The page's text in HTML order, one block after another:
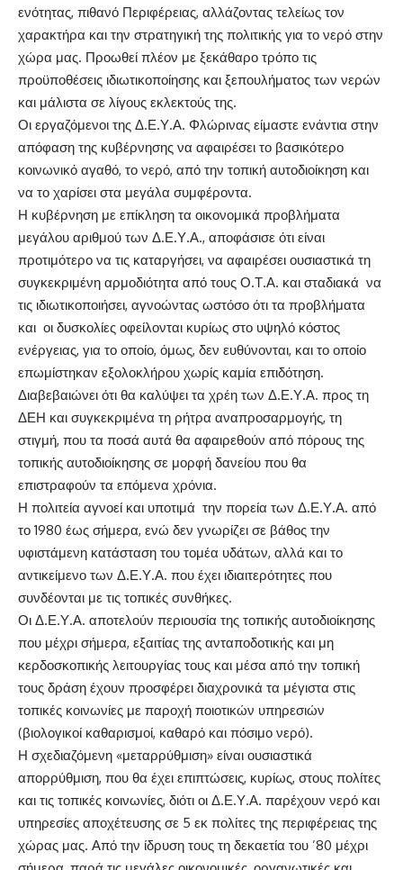
ενότητας, πιθανό Περιφέρειας, αλλάζοντας τελείως τον
χαρακτήρα και την στρατηγική της πολιτικής για το νερό στην
χώρα μας. Προωθεί πλέον με ξεκάθαρο τρόπο τις
προϋποθέσεις ιδιωτικοποίησης και ξεπουλήματος των νερών
και μάλιστα σε λίγους εκλεκτούς της.
Οι εργαζόμενοι της Δ.Ε.Υ.Α. Φλώρινας είμαστε ενάντια στην
απόφαση της κυβέρνησης να αφαιρέσει το βασικότερο
κοινωνικό αγαθό, το νερό, από την τοπική αυτοδιοίκηση και
να το χαρίσει στα μεγάλα συμφέροντα.
Η κυβέρνηση με επίκληση τα οικονομικά προβλήματα
μεγάλου αριθμού των Δ.Ε.Υ.Α., αποφάσισε ότι είναι
προτιμότερο να τις καταργήσει, να αφαιρέσει ουσιαστικά τη
συγκεκριμένη αρμοδιότητα από τους Ο.Τ.Α. και σταδιακά να
τις ιδιωτικοποιήσει, αγνοώντας ωστόσο ότι τα προβλήματα
και οι δυσκολίες οφείλονται κυρίως στο υψηλό κόστος
ενέργειας, για το οποίο, όμως, δεν ευθύνονται, και το οποίο
επωμίστηκαν εξολοκλήρου χωρίς καμία επιδότηση.
Διαβεβαιώνει ότι θα καλύψει τα χρέη των Δ.Ε.Υ.Α. προς τη
ΔΕΗ και συγκεκριμένα τη ρήτρα αναπροσαρμογής, τη
στιγμή, που τα ποσά αυτά θα αφαιρεθούν από πόρους της
τοπικής αυτοδιοίκησης σε μορφή δανείου που θα
επιστραφούν τα επόμενα χρόνια.
Η πολιτεία αγνοεί και υποτιμά την πορεία των Δ.Ε.Υ.Α. από
το 1980 έως σήμερα, ενώ δεν γνωρίζει σε βάθος την
υφιστάμενη κατάσταση του τομέα υδάτων, αλλά και το
αντικείμενο των Δ.Ε.Υ.Α. που έχει ιδιαιτερότητες που
συνδέονται με τις τοπικές συνθήκες.
Οι Δ.Ε.Υ.Α. αποτελούν περιουσία της τοπικής αυτοδιοίκησης
που μέχρι σήμερα, εξαιτίας της ανταποδοτικής και μη
κερδοσκοπικής λειτουργίας τους και μέσα από την τοπική
τους δράση έχουν προσφέρει διαχρονικά τα μέγιστα στις
τοπικές κοινωνίες με παροχή ποιοτικών υπηρεσιών
(βιολογικοί καθαρισμοί, καθαρό και πόσιμο νερό).
Η σχεδιαζόμενη «μεταρρύθμιση» είναι ουσιαστικά
απορρύθμιση, που θα έχει επιπτώσεις, κυρίως, στους πολίτες
και τις τοπικές κοινωνίες, διότι οι Δ.Ε.Υ.Α. παρέχουν νερό και
υπηρεσίες αποχέτευσης σε 5 εκ πολίτες της περιφέρειας της
χώρας μας. Από την ίδρυση τους τη δεκαετία του ’80 μέχρι